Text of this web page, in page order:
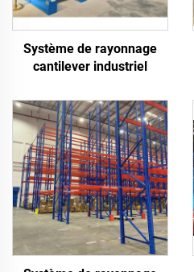
Système de rayonnage
cantilever industriel